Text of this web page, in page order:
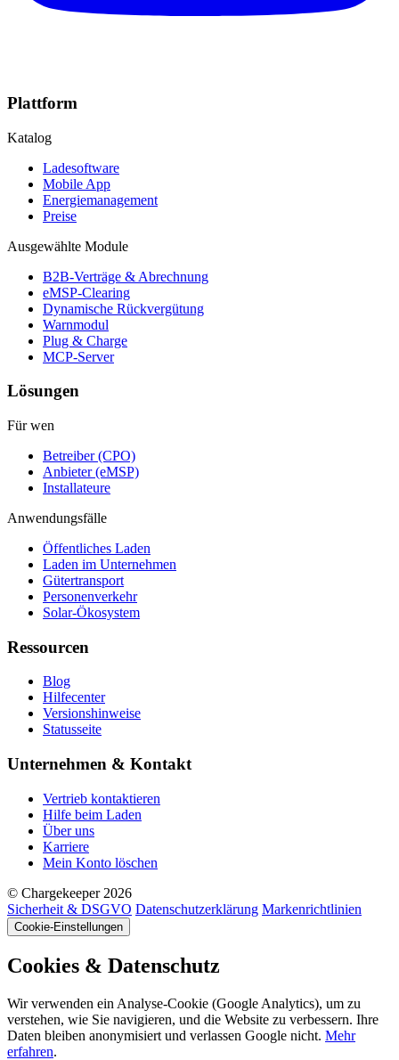
Plattform
Katalog
Ladesoftware
Mobile App
Energiemanagement
Preise
Ausgewählte Module
B2B-Verträge & Abrechnung
eMSP-Clearing
Dynamische Rückvergütung
Warnmodul
Plug & Charge
MCP-Server
Lösungen
Für wen
Betreiber (CPO)
Anbieter (eMSP)
Installateure
Anwendungsfälle
Öffentliches Laden
Laden im Unternehmen
Gütertransport
Personenverkehr
Solar-Ökosystem
Ressourcen
Blog
Hilfecenter
Versionshinweise
Statusseite
Unternehmen & Kontakt
Vertrieb kontaktieren
Hilfe beim Laden
Über uns
Karriere
Mein Konto löschen
© Chargekeeper 2026
Sicherheit & DSGVO Datenschutzerklärung Markenrichtlinien
Cookie-Einstellungen
Cookies & Datenschutz
Wir verwenden ein Analyse-Cookie (Google Analytics), um zu
verstehen, wie Sie navigieren, und die Website zu verbessern. Ihre
Daten bleiben anonymisiert und verlassen Google nicht. Mehr
erfahren.